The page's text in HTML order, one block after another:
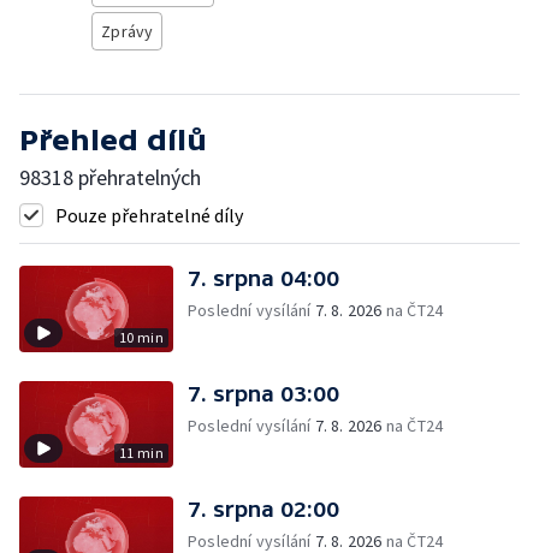
Zprávy
Přehled dílů
98318 přehratelných
Pouze přehratelné díly
10 min
7. srpna 04:00
Poslední vysílání 7. 8. 2026 na ČT24
11 min
7. srpna 03:00
Poslední vysílání 7. 8. 2026 na ČT24
7. srpna 02:00
Poslední vysílání 7. 8. 2026 na ČT24